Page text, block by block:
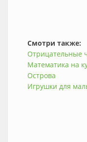
Смотри также:
Отрицательные
Математика на
Острова
Игрушки для